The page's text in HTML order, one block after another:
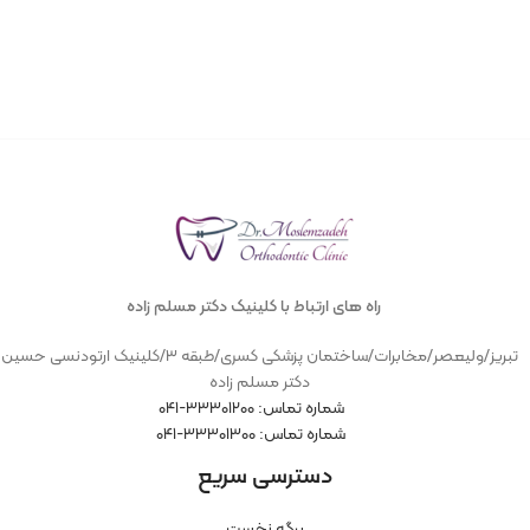
راه های ارتباط با کلینیک دکتر مسلم زاده
تبریز/ولیعصر/مخابرات/ساختمان پزشکی کسری/طبقه ۳/کلینیک ارتودنسی حسین
دکتر مسلم زاده
شماره تماس: ۳۳۳۰۱۲۰۰-۰۴۱
شماره تماس: ۳۳۳۰۱۳۰۰-۰۴۱
دسترسی سریع